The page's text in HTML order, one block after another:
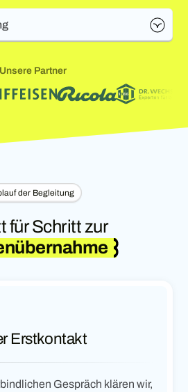
Unsere Partner
der Begleitung
für Schritt zur
Erstkontakt
Gespräch klären wir,